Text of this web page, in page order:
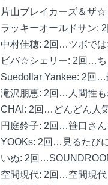
片山ブレイカーズ＆ザ
ラッキーオールドサン:
中村佳穂: 2回…ツボでは
ビバ☆シェリー: 2回…ち
Suedollar Yankee: 2回…
滝沢朋恵: 2回…人間性も
CHAI: 2回…どんどん人
円庭鈴子: 2回…笹口さん
YOOKs: 2回…見るたび
いぬ: 2回
空間現代: 2回…空間現